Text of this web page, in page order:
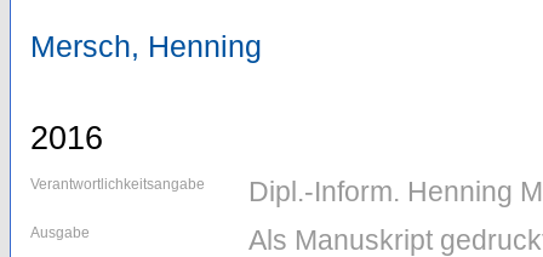
Mersch, Henning
2016
Verantwortlichkeitsangabe Dipl.-Inform. Henning
Ausgabe Als Manuskript